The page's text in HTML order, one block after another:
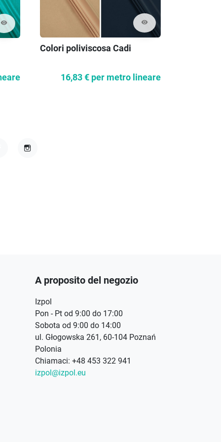
visibility visibility
Colori poliviscosa Cadi
16,83 € per metro lineare
A proposito del negozio
Izpol
Pon - Pt od 9:00 do 17:00
Sobota od 9:00 do 14:00
ul. Głogowska 261, 60-104 Poznań
Polonia
Chiamaci: +48 453 322 941
izpol@izpol.eu